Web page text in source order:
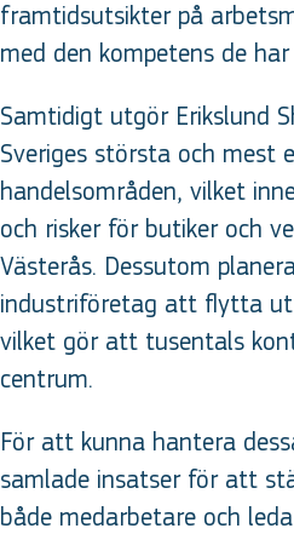
framtidsutsikter på
med den kompetens de har
Samtidigt utgör Erikslund
Sveriges största och mest
handelsområden, vilket
och risker för butiker och
Västerås. Dessutom
industriföretag att flytta
vilket gör att tusentals
centrum.
För att kunna hantera
samlade insatser för att
både medarbetare och